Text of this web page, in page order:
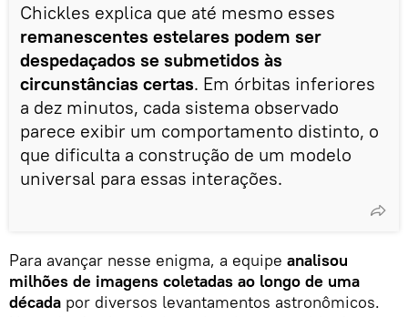
Chickles explica que até mesmo esses
remanescentes estelares podem ser
despedaçados se submetidos às
circunstâncias certas. Em órbitas inferiores
a dez minutos, cada sistema observado
parece exibir um comportamento distinto, o
que dificulta a construção de um modelo
universal para essas interações.
Para avançar nesse enigma, a equipe analisou
milhões de imagens coletadas ao longo de uma
década por diversos levantamentos astronômicos.